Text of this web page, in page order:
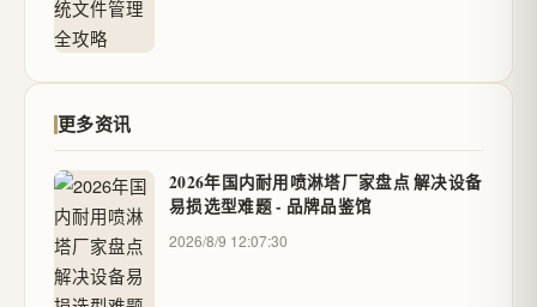
更多资讯
2026年国内耐用喷淋塔厂家盘点 解决设备
易损选型难题 - 品牌品鉴馆
2026/8/9 12:07:30